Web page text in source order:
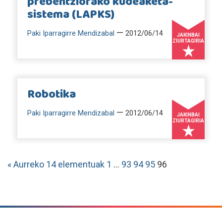
JAKINBAI
ZIURTAGIRIA
sistema (LAPKS)
Paki Iparragirre Mendizabal — 2012/06/14
JAKINBAI
ZIURTAGIRIA
Robotika
Paki Iparragirre Mendizabal — 2012/06/14
« Aurreko 14 elementuak 1 ... 93 94 95 96